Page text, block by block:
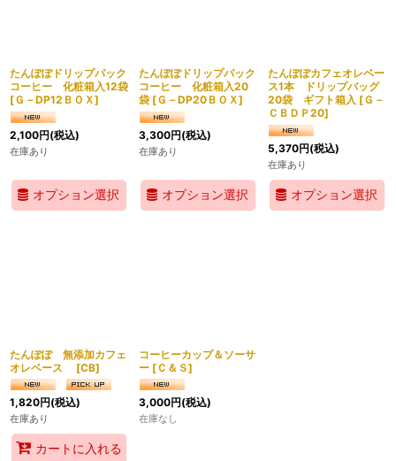
たんぽぽドリップパック
コーヒー 化粧箱入12袋
[Ｇ－DP12ＢＯＸ]
2,100円(税込)
在庫あり
オプション選択
たんぽぽドリップパック
コーヒー 化粧箱入20
袋 [Ｇ－DP20ＢＯＸ]
3,300円(税込)
在庫あり
オプション選択
たんぽぽカフェオレベー
ス1本 ドリップバッグ
20袋 ギフト箱入 [Ｇ－
ＣＢＤＰ20]
5,370円(税込)
在庫あり
オプション選択
たんぽぽ 無添加カフェ
オレベース
[CB]
1,820円(税込)
在庫あり
カートに入れる
コーヒーカップ＆ソーサ
ー [Ｃ＆Ｓ]
3,000円(税込)
在庫なし